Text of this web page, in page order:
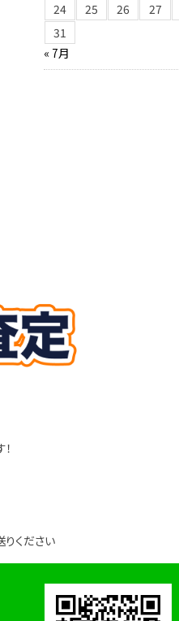
24
25 26 27
31
« 7月
ください